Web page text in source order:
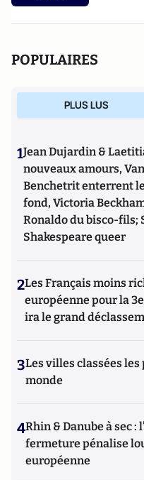
POPULAIRES
PLUS LUS
1Jean Dujardin &
nouveaux amours,
Benchetrit enterrent
fond, Victoria
Ronaldo du bisco-fils;
Shakespeare queer
2Les Français moins
européenne pour la
ira le grand
3Les villes classées
monde
4Rhin & Danube à sec :
fermeture pénalise
européenne